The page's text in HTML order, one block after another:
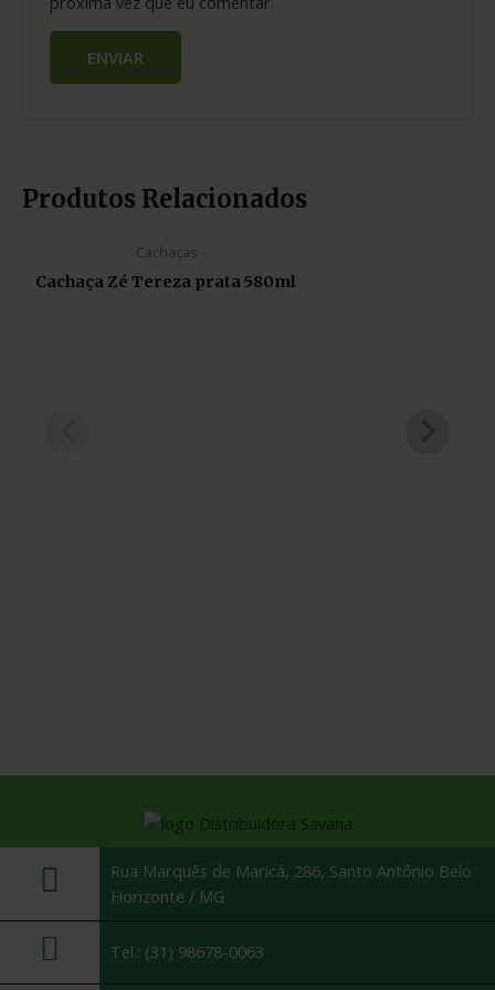
Produtos Relacionados
Cachaças
Cachaça Zé Tereza prata 580ml
Rua Marquês de Maricá, 286, Santo Antônio Belo
Horizonte / MG
Tel.: (31) 98678-0063